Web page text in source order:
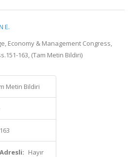
E.
Economy & Management Congress,
163, (Tam Metin Bildiri)
Metin Bildiri
Hayır